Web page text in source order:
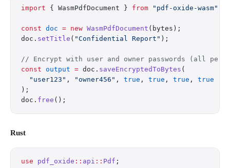
import { WasmPdfDocument } from "pdf-oxide-wasm"
const doc = new WasmPdfDocument (bytes);
doc. setTitle ( "Confidential Report" );
// Encrypt with user and owner passwords (all
const output = doc. saveEncryptedToBytes (
  "user123"
, "owner456" , true , true , true , true
);
doc. free ();
Rust
use pdf_oxide :: api :: Pdf ;